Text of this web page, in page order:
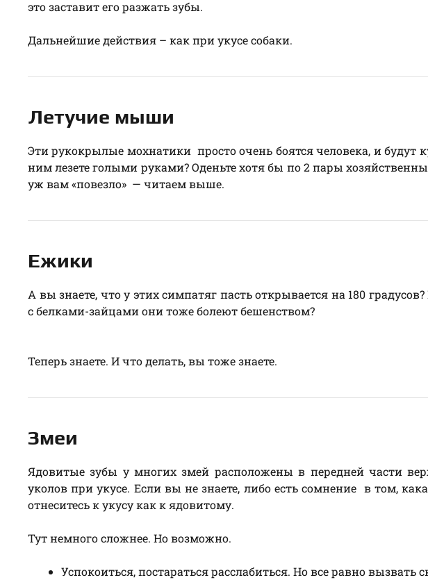
это заставит его разжать зубы.
Дальнейшие действия – как при укусе собаки.
Летучие мыши
Эти рукокрылые мохнатики просто очень боятся человека, и будут
ним лезете голыми руками? Оденьте хотя бы по 2 пары
уж вам «повезло» — читаем выше.
Ежики
А вы знаете, что у этих симпатяг пасть открывается на 180
с белками-зайцами они тоже болеют бешенством?
Теперь знаете. И что делать, вы тоже знаете.
Змеи
Ядовитые зубы у многих змей расположены в передней части
уколов при укусе. Если вы не знаете, либо есть сомнение в том,
отнеситесь к укусу как к ядовитому.
Тут немного сложнее. Но возможно.
Успокоиться, постараться расслабиться. Но все равно вызвать